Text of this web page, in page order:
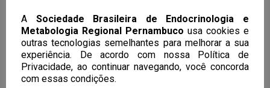
Next Post
Diario de Pernambuco –
01.02.2018
A Sociedade Brasileira de Endocrinologia e
Metabologia Regional Pernambuco usa cookies e
outras tecnologias semelhantes para melhorar a sua
experiência. De acordo com nossa Política de
Privacidade, ao continuar navegando, você concorda
com essas condições.